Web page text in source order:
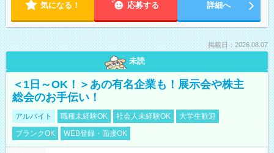
気になる！ 応募する 詳細へ
掲載日：2026.08.07
未読
＜1日～OK！＞あの有名企業も！展示会や株主
総会のお手伝い！
アルバイト 職種未経験OK 社会人未経験OK
大学生歓迎
ブランクOK
WEB登録・面接OK